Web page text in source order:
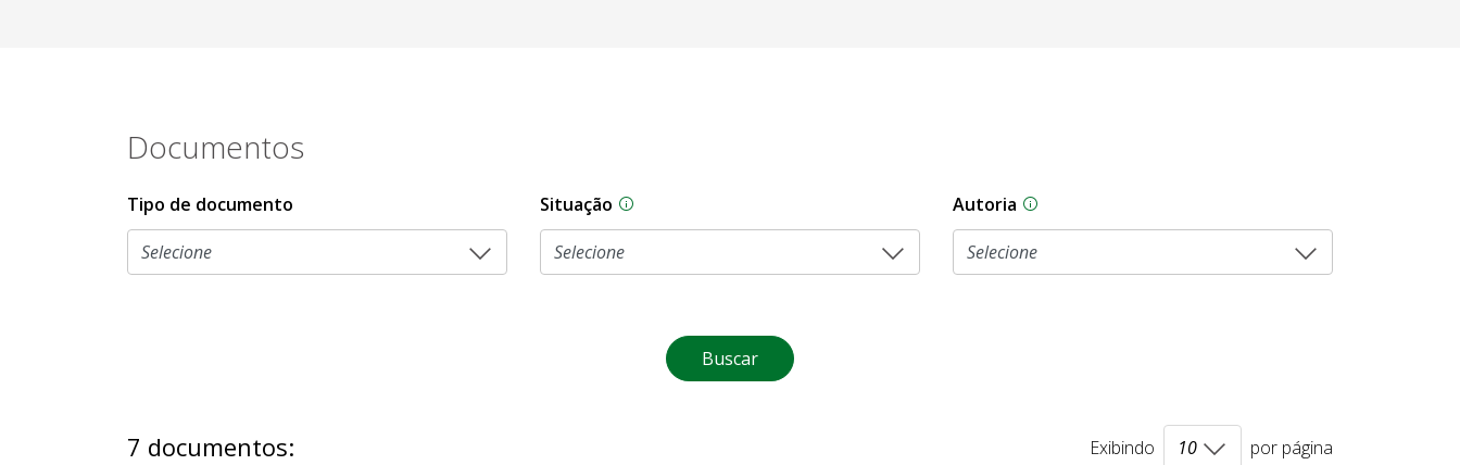
Documentos
Tipo de documento Situação Na CLDF, as proposições legislativas passam por diferentes estágios durante o processo
Autoria As proposições legislativas na CLDF podem ser
Buscar
7 documentos: Exibindo por página